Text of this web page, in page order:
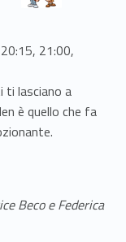
21:00,
ti lasciano a
è quello che fa
Beco e Federica